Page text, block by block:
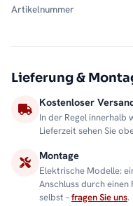
Artikelnummer
Lieferung &
Kostenloser
In der Regel innerhalb
Lieferzeit sehen Sie
Montage
Elektrische Modelle:
Anschluss durch
selbst –fragen Sie uns.